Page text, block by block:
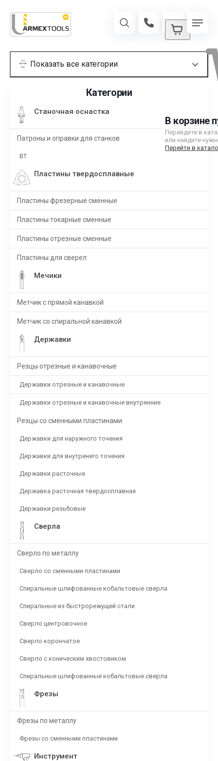
В корзине
Перейдите в
или найдите
Перейти в
Категории
Станочная оснастка
Патроны и оправки для станков
BT
Пластины твердосплавные
Пластины фрезерные сменные
Пластины токарные сменные
Пластины отрезные сменные
Пластины для сверел
Мечики
Метчик с прямой канавкой
Метчик со спиральной канавкой
Державки
Резцы отрезные и канавочные
Державки отрезные и канавочные
Державки отрезные и канавочные внутренние
Резцы со сменными пластинами
Державки для наружного точения
Державки для внутренего точения
Державки расточные
Державка расточная твердосплавная
Державки резьбовые
Сверла
Сверло по металлу
Сверло со сменными пластинами
Спиральные шлифованные кобальтовые сверла
Спиральные из быстрорежущей стали
Сверло центровочное
Сверло корончатое
Сверло с коническим хвостовиком
Спиральные шлифованные кобальтовые сверла
Фрезы
Фрезы по металлу
Фрезы со сменными пластинами
Инструмент